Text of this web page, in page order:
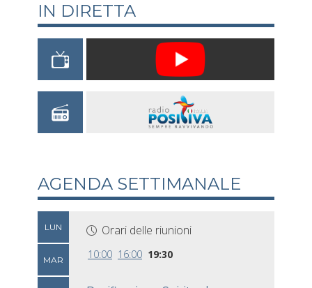
IN DIRETTA
AGENDA SETTIMANALE
LUN
MAR
Orari delle riunioni
10:00 16:00 19:30